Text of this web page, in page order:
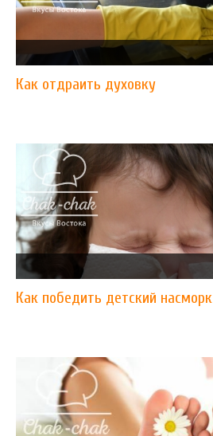
Как отдраить духовку
Как победить детский насморк